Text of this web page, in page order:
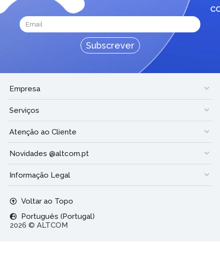
Subscrever
Empresa
Serviços
Atenção ao Cliente
Novidades @altcom.pt
Informação Legal
2026 © ALTCOM
Voltar ao Topo
Português (Portugal)